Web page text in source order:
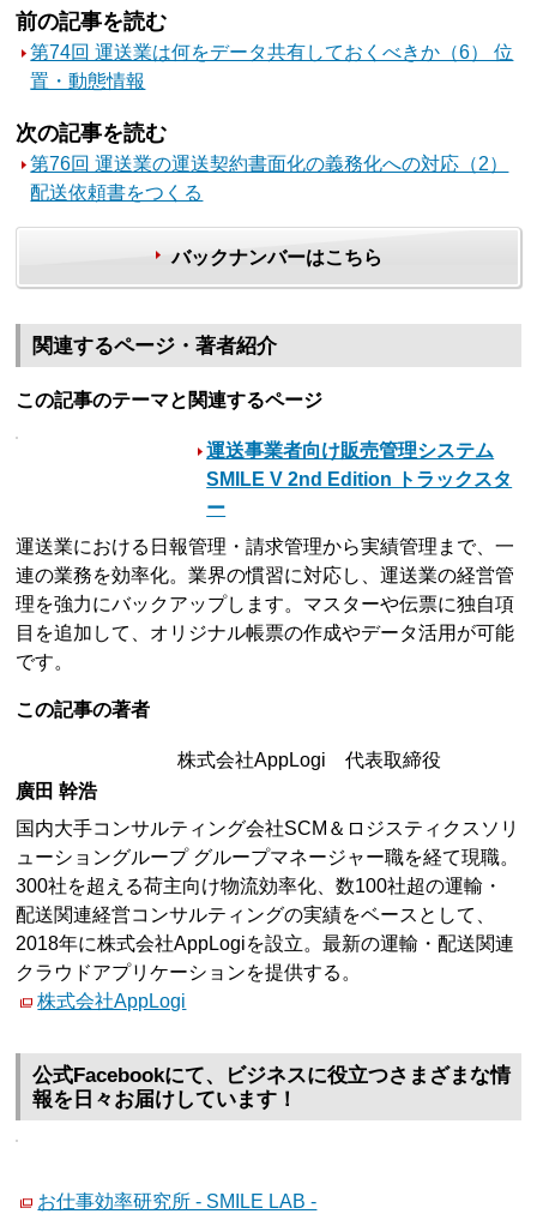
前の記事を読む
第74回 運送業は何をデータ共有しておくべきか（6） 位
置・動態情報
次の記事を読む
第76回 運送業の運送契約書面化の義務化への対応（2）
配送依頼書をつくる
バックナンバーはこちら
関連するページ・著者紹介
この記事のテーマと関連するページ
運送事業者向け販売管理システム
SMILE V 2nd Edition トラックスタ
ー
運送業における日報管理・請求管理から実績管理まで、一
連の業務を効率化。業界の慣習に対応し、運送業の経営管
理を強力にバックアップします。マスターや伝票に独自項
目を追加して、オリジナル帳票の作成やデータ活用が可能
です。
この記事の著者
株式会社AppLogi 代表取締役
廣田 幹浩
国内大手コンサルティング会社SCM＆ロジスティクスソリ
ューショングループ グループマネージャー職を経て現職。
300社を超える荷主向け物流効率化、数100社超の運輸・
配送関連経営コンサルティングの実績をベースとして、
2018年に株式会社AppLogiを設立。最新の運輸・配送関連
クラウドアプリケーションを提供する。
株式会社AppLogi
公式Facebookにて、ビジネスに役立つさまざまな情
報を日々お届けしています！
お仕事効率研究所 - SMILE LAB -